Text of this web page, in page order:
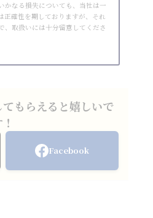
かなる損失についても、当社は一
正確性を期しておりますが、それ
、取扱いには十分留意してくださ
もらえると嬉しいで
Facebook